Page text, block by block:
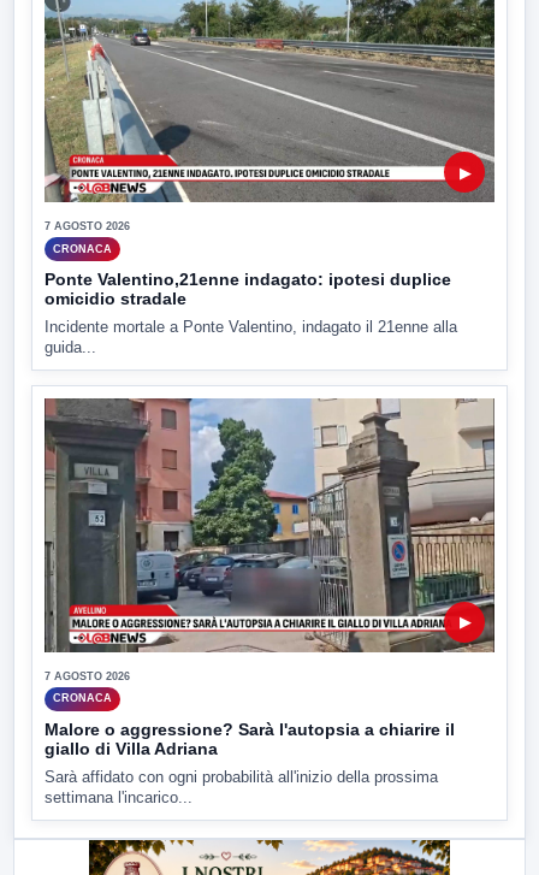
▶
7 AGOSTO 2026
CRONACA
Ponte Valentino,21enne indagato: ipotesi duplice
omicidio stradale
Incidente mortale a Ponte Valentino, indagato il 21enne alla
guida...
▶
7 AGOSTO 2026
CRONACA
Malore o aggressione? Sarà l'autopsia a chiarire il
giallo di Villa Adriana
Sarà affidato con ogni probabilità all'inizio della prossima
settimana l'incarico...